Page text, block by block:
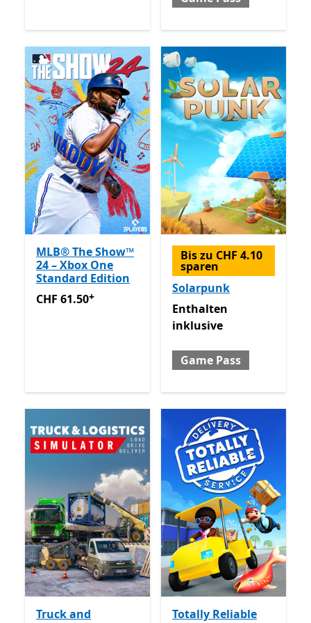
MLB® The Show™
24 – Xbox One
Standard Edition
CHF 61.50Enthält In-App-Käufe
CHF 61.50+
Bis zu CHF 4.10
sparen
Solarpunk
Enthalten inklusive Game
Enthalten
inklusive
Game Pass
Truck and
Totally Reliable